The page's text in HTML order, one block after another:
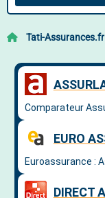
Tati-Assurances.fr